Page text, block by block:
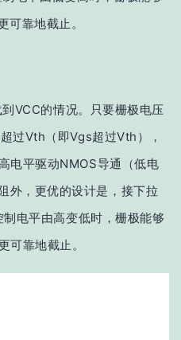
可靠地截止。
VCC的情况。只要栅极电压
过Vth（即Vgs超过Vth），
电平驱动NMOS导通（低电
外，更优的设计是，接下拉
电平由高变低时，栅极能够
可靠地截止。